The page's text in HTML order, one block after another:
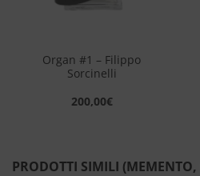
Organ #1 – Filippo
Sorcinelli
200,00€
PRODOTTI SIMILI (MEMENTO,